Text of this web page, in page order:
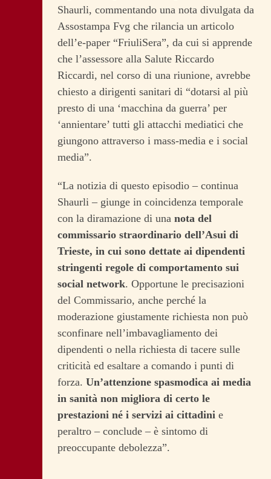
Shaurli, commentando una nota divulgata da
Assostampa Fvg che rilancia un articolo
dell’e-paper “FriuliSera”, da cui si apprende
che l’assessore alla Salute Riccardo
Riccardi, nel corso di una riunione, avrebbe
chiesto a dirigenti sanitari di “dotarsi al più
presto di una ‘macchina da guerra’ per
‘annientare’ tutti gli attacchi mediatici che
giungono attraverso i mass-media e i social
media”.
“La notizia di questo episodio – continua
Shaurli – giunge in coincidenza temporale
con la diramazione di una nota del
commissario straordinario dell’Asui di
Trieste, in cui sono dettate ai dipendenti
stringenti regole di comportamento sui
social network. Opportune le precisazioni
del Commissario, anche perché la
moderazione giustamente richiesta non può
sconfinare nell’imbavagliamento dei
dipendenti o nella richiesta di tacere sulle
criticità ed esaltare a comando i punti di
forza. Un’attenzione spasmodica ai media
in sanità non migliora di certo le
prestazioni né i servizi ai cittadini e
peraltro – conclude – è sintomo di
preoccupante debolezza”.